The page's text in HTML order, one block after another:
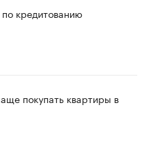
кредитованию
покупать квартиры в